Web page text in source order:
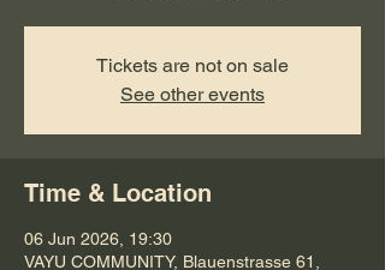
Tickets are not on sale
See other events
Time & Location
06 Jun 2026, 19:30
VAYU COMMUNITY, Blauenstrasse 61,